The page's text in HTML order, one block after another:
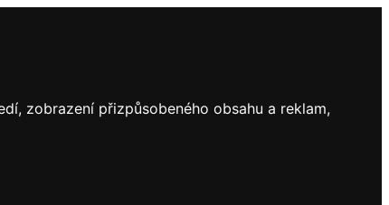
zobrazení přizpůsobeného obsahu a reklam,